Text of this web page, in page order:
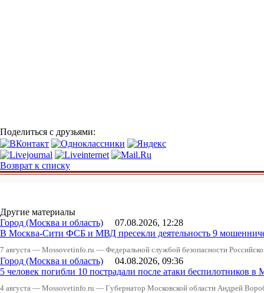
Поделиться с друзьями:
Возврат к списку
Другие материалы
Город (Москва и область) 07.08.2026, 12:28
В Москва-Сити ФСБ и МВД пресекли деятельность 9
7 августа — Mossovetinfo.ru — Федеральной службой безопасности
Город (Москва и область) 04.08.2026, 09:36
5 человек погибли 10 пострадали после атаки беспилотников в
4 августа — Mossovetinfo.ru — Губернатор Московской области Андрей